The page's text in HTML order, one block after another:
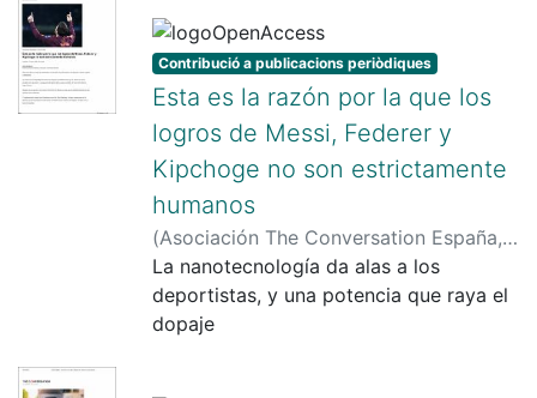
Contribució a publicacions periòdiques
Esta es la razón por la que los
logros de Messi, Federer y
Kipchoge no son estrictamente
humanos
(Asociación The Conversation España,
2022-10-13)Díaz-Marcos, Jordi
La nanotecnología da alas a los
deportistas, y una potencia que raya el
dopaje